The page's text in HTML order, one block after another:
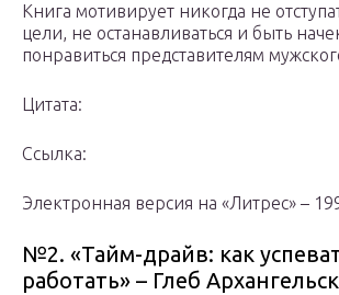
Книга мотивирует никогда не
цели, не останавливаться и быть
понравиться представителям
Цитата:
Ссылка:
Электронная версия на «Литрес» –
№2. «Тайм-драйв: как
работать» – Глеб